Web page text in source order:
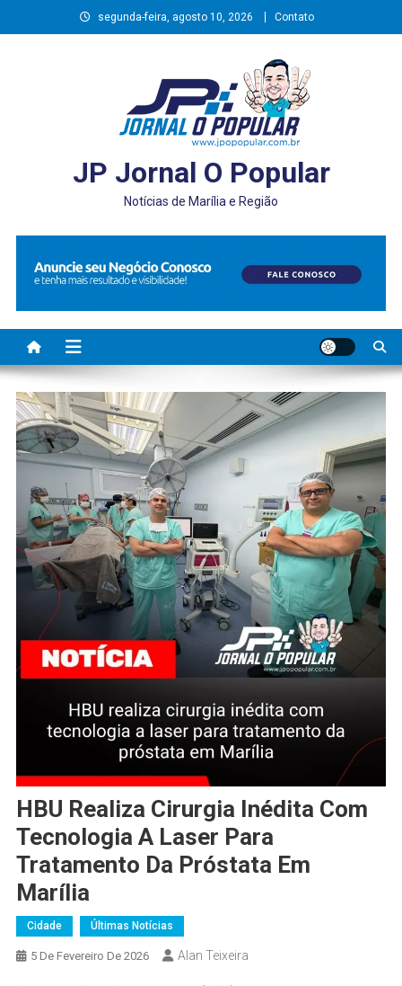
to
segunda-feira, agosto 10, 2026 Contato
JP Jornal O Popular
Notícias de Marília e Região
HBU Realiza Cirurgia Inédita Com
Tecnologia A Laser Para
Tratamento Da Próstata Em
Marília
Cidade Últimas Notícias
5 De Fevereiro De 2026 Alan Teixeira